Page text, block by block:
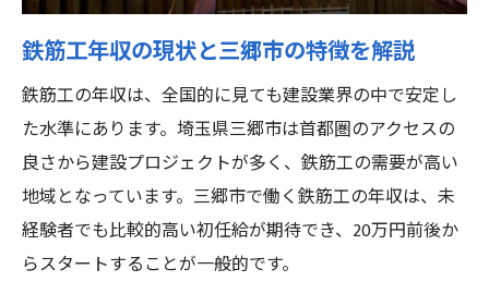
埼玉県三郷市で未経験から始める鉄筋工
鉄筋工年収未経験者に三郷市は有利か
未経験でも鉄筋工年収を伸ばす方法
三郷市で鉄筋工年収を得るための準備
鉄筋工年収初心者が知るべき求人動向
未経験者に安心な鉄筋工年収安定の理由
資格取得が鉄筋工年収に与える影響
鉄筋工年収の現状と三郷市の特徴を解説
鉄筋工の年収は、全国的に見ても建設業界の中で安定し
た水準にあります。埼玉県三郷市は首都圏のアクセスの
良さから建設プロジェクトが多く、鉄筋工の需要が高い
地域となっています。三郷市で働く鉄筋工の年収は、未
経験者でも比較的高い初任給が期待でき、20万円前後か
らスタートすることが一般的です。